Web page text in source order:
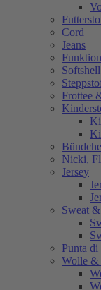
Cord
Jeans
Frottee
Nicki,
Jersey
Sweat
Punta
Wolle &